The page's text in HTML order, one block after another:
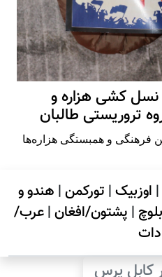
نسل کشی هزاره و
تروریستی طالبان
فرهنگی و همبستگی هزاره‌ها
| اوزبیک| تورکمن| هندو و
بلوچ | پشتون/افغان|عرب/
کابل پرس